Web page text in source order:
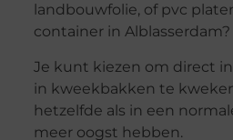
landbouwfolie, of pvc
container in Alblasserdam?
Je kunt kiezen om direct
in kweekbakken te
hetzelfde als in een
meer oogst hebben.